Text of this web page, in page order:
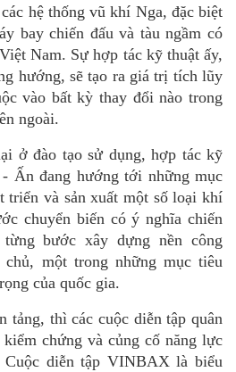
hệ thống vũ khí Nga, đặc biệt
bay chiến đấu và tàu ngầm có
Nam. Sự hợp tác kỹ thuật ấy,
hướng, sẽ tạo ra giátrị tích lũy
vào bất kỳ thay đổi nào trong
ngoài.
ở đào tạo sử dụng, hợp tác kỹ
Ấn đang hướng tới những mục
triển và sản xuất một số loại khí
chuyển biến có ý nghĩa chiến
bước xây dựng nền công
, một trong những mục tiêu
của quốc gia.
tảng, thì các cuộc diễn tập quân
chứng và củng cố năng lực
diễn tập VINBAX là biểu